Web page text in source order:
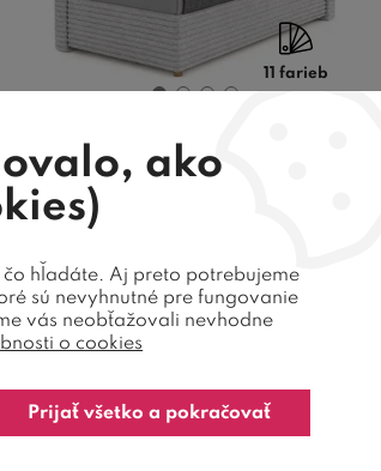
11 farieb
Rohová čalúnená posteľ s
úložným priestorom SONO,
Rohová čalúnená posteľ s úložným
priestorom Sono vám ponúkne
od 404,00 €
ako
čo hľadáte. Aj preto potrebujeme
sú nevyhnutné pre fungovanie
vás neobťažovali nevhodne
o cookies
Prijať všetko a pokračovať